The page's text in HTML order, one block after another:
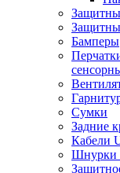
Бамперы
Сумки
Задние
Кабели
Шнурки